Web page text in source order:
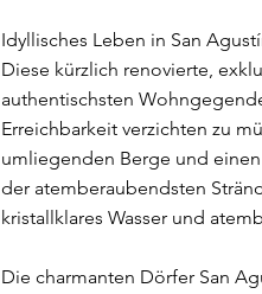
Idyllisches Leben in San
Diese kürzlich renovierte,
authentischsten
Erreichbarkeit verzichten zu
umliegenden Berge und
der atemberaubendsten
kristallklares Wasser und
Die charmanten Dörfer San